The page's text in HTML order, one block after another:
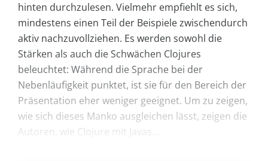
hinten durchzulesen. Vielmehr empfiehlt es sich,
mindestens einen Teil der Beispiele zwischendurch
aktiv nachzuvollziehen. Es werden sowohl die
Stärken als auch die Schwächen Clojures
beleuchtet: Während die Sprache bei der
Nebenläufigkeit punktet, ist sie für den Bereich der
Präsentation eher weniger geeignet. Um zu zeigen,
wie sich dieses Manko ausgleichen lässt, zeigen die
Autoren, wie Clojure mit Javas...